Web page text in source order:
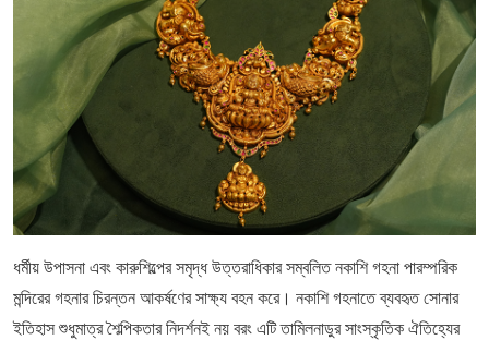
ধর্মীয় উপাসনা এবং কারুশিল্পের সমৃদ্ধ উত্তরাধিকার সম্বলিত নকাশি গহনা পারম্পরিক
মন্দিরের গহনার চিরন্তন আকর্ষণের সাক্ষ্য বহন করে। নকাশি গহনাতে ব্যবহৃত সোনার
ইতিহাস শুধুমাত্র শৈল্পিকতার নিদর্শনই নয় বরং এটি তামিলনাড়ুর সাংস্কৃতিক ঐতিহ্যের